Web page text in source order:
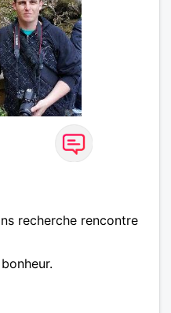
recherche rencontre